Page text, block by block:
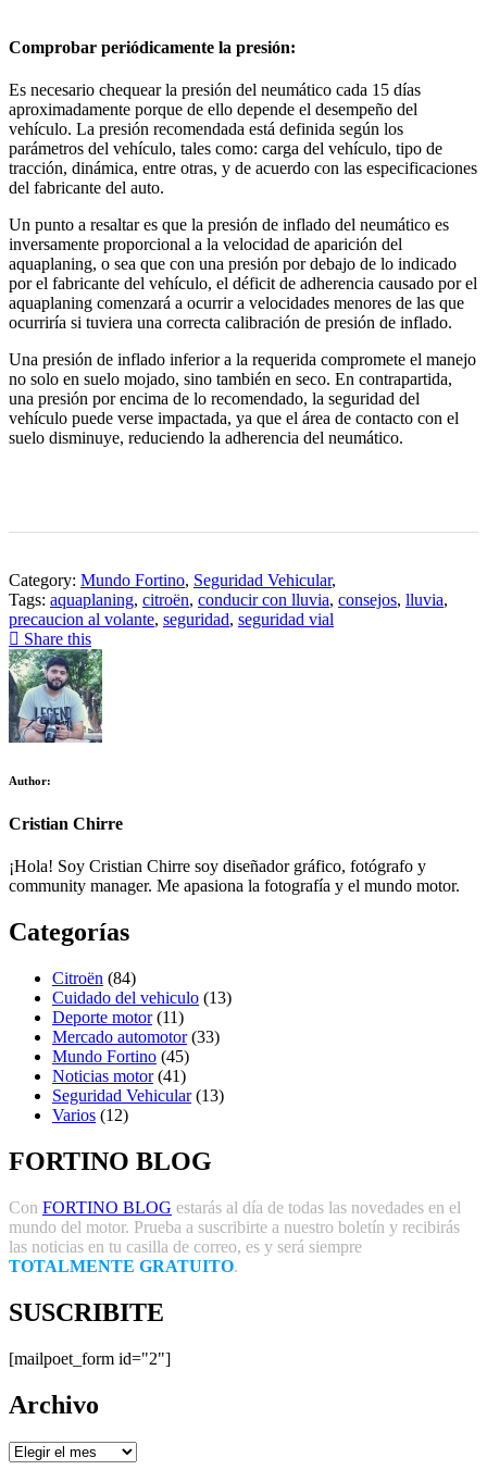
Comprobar periódicamente la presión:
Es necesario chequear la presión del neumático cada 15 días
aproximadamente porque de ello depende el desempeño del
vehículo. La presión recomendada está definida según los
parámetros del vehículo, tales como: carga del vehículo, tipo de
tracción, dinámica, entre otras, y de acuerdo con las especificaciones
del fabricante del auto.
Un punto a resaltar es que la presión de inflado del neumático es
inversamente proporcional a la velocidad de aparición del
aquaplaning, o sea que con una presión por debajo de lo indicado
por el fabricante del vehículo, el déficit de adherencia causado por el
aquaplaning comenzará a ocurrir a velocidades menores de las que
ocurriría si tuviera una correcta calibración de presión de inflado.
Una presión de inflado inferior a la requerida compromete el manejo
no solo en suelo mojado, sino también en seco. En contrapartida,
una presión por encima de lo recomendado, la seguridad del
vehículo puede verse impactada, ya que el área de contacto con el
suelo disminuye, reduciendo la adherencia del neumático.
Category: Mundo Fortino, Seguridad Vehicular,
Tags: aquaplaning, citroën, conducir con lluvia, consejos, lluvia,
precaucion al volante, seguridad, seguridad vial
Share this
Author:
Cristian Chirre
¡Hola! Soy Cristian Chirre soy diseñador gráfico, fotógrafo y
community manager. Me apasiona la fotografía y el mundo motor.
Categorías
Citroën (84)
Cuidado del vehiculo (13)
Deporte motor(11)
Mercado automotor(33)
Mundo Fortino (45)
Noticias motor(41)
Seguridad Vehicular(13)
Varios (12)
FORTINO BLOG
Con FORTINO BLOG estarás al día de todas las novedades en el
mundo del motor. Prueba a suscribirte a nuestro boletín y recibirás
las noticias en tu casilla de correo, es y será siempre
TOTALMENTE GRATUITO.
SUSCRIBITE
[mailpoet_form id="2"]
Archivo
Archivo